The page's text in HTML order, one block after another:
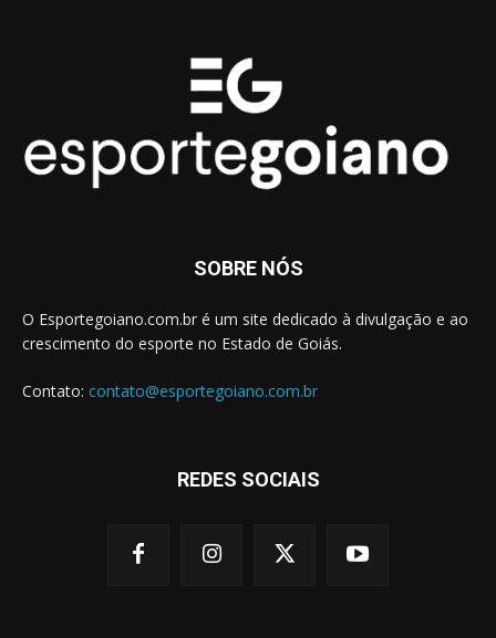
SOBRE NÓS
O Esportegoiano.com.br é um site dedicado à divulgação e ao
crescimento do esporte no Estado de Goiás.
Contato: contato@esportegoiano.com.br
REDES SOCIAIS